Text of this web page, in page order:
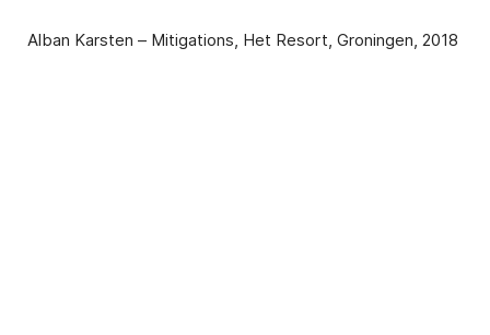
Alban Karsten – Mitigations, Het Resort, Groningen, 2018